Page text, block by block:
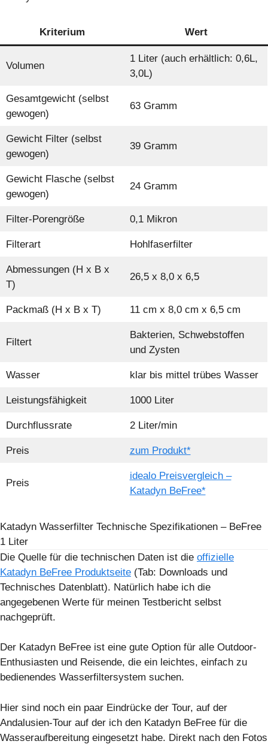
Kriterium Wert
Volumen
1 Liter (auch erhältlich: 0,6L,
3,0L)
Gesamtgewicht (selbst
gewogen)
63 Gramm
Gewicht Filter (selbst
gewogen)
39 Gramm
Gewicht Flasche (selbst
gewogen)
24 Gramm
Filter-Porengröße 0,1 Mikron
Filterart Hohlfaserfilter
Abmessungen (H x B x
T)
26,5 x 8,0 x 6,5
Packmaß (H x B x T) 11 cm x 8,0 cm x 6,5 cm
Filtert
Bakterien, Schwebstoffen
und Zysten
Wasser klar bis mittel trübes Wasser
Leistungsfähigkeit 1000 Liter
Durchflussrate 2 Liter/min
Preis zum Produkt*
Preis
idealo Preisvergleich –
Katadyn BeFree*
Katadyn Wasserfilter Technische Spezifikationen – BeFree
1 Liter
Die Quelle für die technischen Daten ist die offizielle
Katadyn BeFree Produktseite (Tab: Downloads und
Technisches Datenblatt). Natürlich habe ich die
angegebenen Werte für meinen Testbericht selbst
nachgeprüft.
Der Katadyn BeFree ist eine gute Option für alle Outdoor-
Enthusiasten und Reisende, die ein leichtes, einfach zu
bedienendes Wasserfiltersystem suchen.
Hier sind noch ein paar Eindrücke der Tour, auf der
Andalusien-Tour auf der ich den Katadyn BeFree für die
Wasseraufbereitung eingesetzt habe. Direkt nach den Fotos